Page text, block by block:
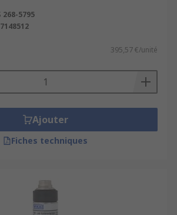
268-5795
7148512
395,57 €/unité
Ajouter
Fiches techniques